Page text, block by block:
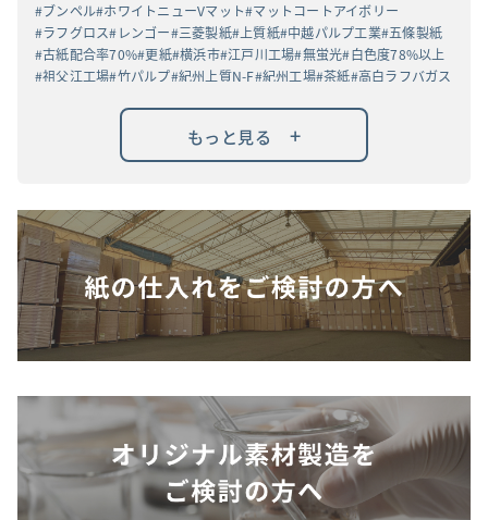
ブンペル ホワイトニューVマット マットコートアイボリー
ラフグロス レンゴー 三菱製紙 上質紙 中越パルプ工業 五條製紙
古紙配合率70% 更紙 横浜市 江戸川工場 無蛍光 白色度78%以上
祖父江工場 竹パルプ 紀州上質N-F 紀州工場 茶紙 高白ラフバガス
もっと見る +